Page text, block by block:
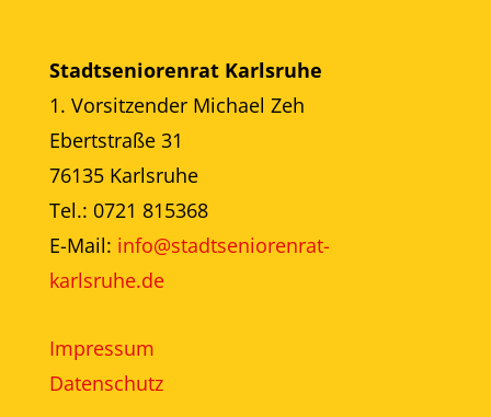
Stadtseniorenrat Karlsruhe
1. Vorsitzender Michael Zeh
Ebertstraße 31
76135 Karlsruhe
Tel.: 0721 815368
E-Mail: info@stadtseniorenrat-
karlsruhe.de
Impressum
Datenschutz